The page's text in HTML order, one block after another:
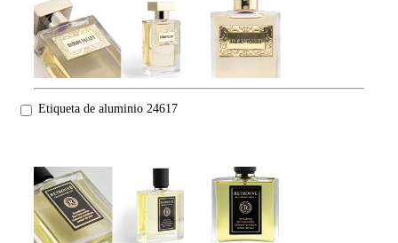
Etiqueta de aluminio 24617